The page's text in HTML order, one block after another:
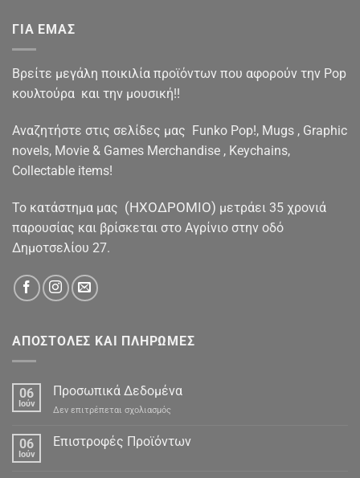
ΓΙΑ ΕΜΑΣ
Βρείτε μεγάλη ποικιλία προϊόντων που αφορούν την Pop
κουλτούρα και την μουσική!!
Αναζητήστε στις σελίδες μας Funko Pop!, Mugs , Graphic
novels, Movie & Games Merchandise , Keychains,
Collectable items!
To κατάστημα μας (ΗΧΟΔΡΟΜΙΟ) μετράει 35 χρονιά
παρουσίας και βρίσκεται στο Αγρίνιο στην οδό
Δημοτσελίου 27.
ΑΠΟΣΤΟΛΕΣ ΚΑΙ ΠΛΗΡΩΜΕΣ
06
Ιούν
Προσωπικά Δεδομένα
Δεν επιτρέπεται σχολιασμός
Δεδομένα
06
Ιούν
Επιστροφές Προϊόντων